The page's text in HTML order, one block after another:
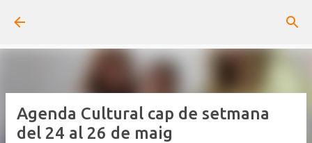
Agenda Cultural cap de setmana
del 24 al 26 de maig